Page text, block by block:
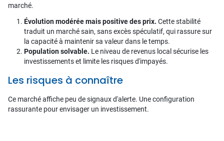
marché.
Évolution modérée mais positive des prix. Cette stabilité
traduit un marché sain, sans excès spéculatif, qui rassure sur
la capacité à maintenir sa valeur dans le temps.
Population solvable. Le niveau de revenus local sécurise les
investissements et limite les risques d'impayés.
Les risques à connaître
Ce marché affiche peu de signaux d'alerte. Une configuration
rassurante pour envisager un investissement.